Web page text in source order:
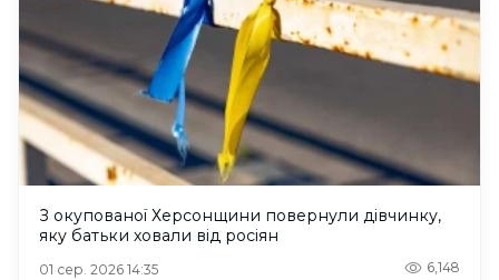
З окупованої Херсонщини повернули дівчинку,
яку батьки ховали від росіян
01 сер. 2026 14:35 6,148